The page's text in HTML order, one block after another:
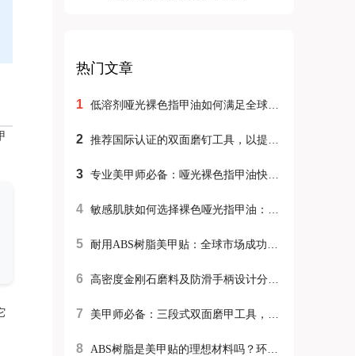
热门文章
1 低溶剂哑光裸色指甲油如何满足全球合规要求：郑州维美M-018案例研究
2 推荐国际认证的双面磨钉工具，以提升外贸客户的产品竞争力
3 专业美甲师必备：哑光裸色指甲油快速上色不晕染的三大实操技巧
4 敏感肌肤如何选择裸色哑光指甲油：天然DIY美甲小贴士
5 耐用ABS树脂美甲贴：全球市场成功的关键材料
6 高密度金刚石磨料及防滑手柄设计分析：提升指甲锉工具耐用性的关键技术
7 美甲师必备：三段式双面磨甲工具，提升指甲表面处理效率
8 ABS树脂是美甲贴的理想材料吗？环保材料如何提升满意度和复购率？